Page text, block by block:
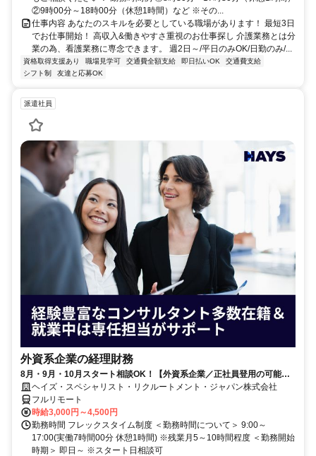
②9時00分～18時00分（休憩1時間）など ※その...
仕事内容 あなたのスキルを必要としている職場があります！ 最短3日
でお仕事開始！ 高収入&働きやすさ重視のお仕事探し 介護業務とは分
業の為、看護業務に専念できます。 週2日～/平日のみOK/日勤のみ/...
資格取得支援あり 職場見学可 交通費全額支給 即日払いOK
交通費支給
シフト制
友達と応募OK
派遣社員
外資系企業の経理財務
8月・9月・10月スタート相談OK！【外資系企業／正社員登用の可能性
大／700万～800万／リモート勤務OK】経理財務
ヘイズ・スペシャリスト・リクルートメント・ジャパン株式会社
フルリモート
時給3,000円～4,500円
勤務時間 フレックスタイム制度 ＜勤務時間について＞ 9:00～
17:00(実働7時間00分 休憩1時間) ※残業月5～10時間程度 ＜勤務開始
時期＞ 即日～ ※スタート日相談可